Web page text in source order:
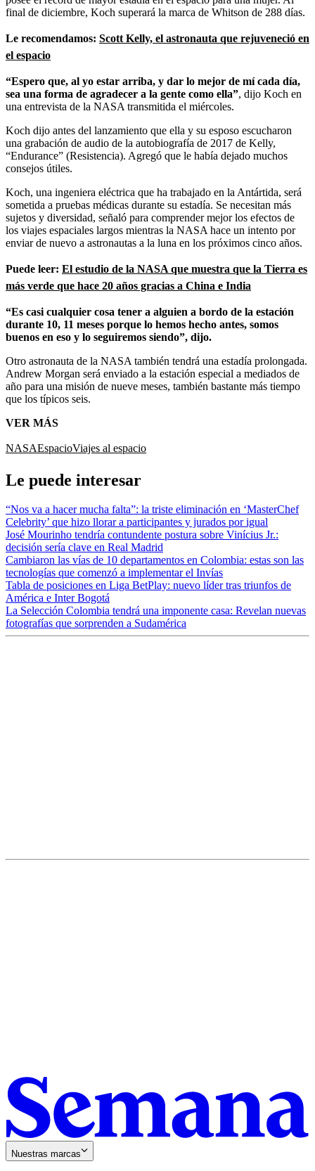
final de diciembre, Koch superará la marca de Whitson de 288 días.
Le recomendamos: Scott Kelly, el astronauta que rejuveneció en
el espacio
“Espero que, al yo estar arriba, y dar lo mejor de mí cada día,
sea una forma de agradecer a la gente como ella”, dijo Koch en
una entrevista de la NASA transmitida el miércoles.
Koch dijo antes del lanzamiento que ella y su esposo escucharon
una grabación de audio de la autobiografía de 2017 de Kelly,
“Endurance” (Resistencia). Agregó que le había dejado muchos
consejos útiles.
Koch, una ingeniera eléctrica que ha trabajado en la Antártida, será
sometida a pruebas médicas durante su estadía. Se necesitan más
sujetos y diversidad, señaló para comprender mejor los efectos de
los viajes espaciales largos mientras la NASA hace un intento por
enviar de nuevo a astronautas a la luna en los próximos cinco años.
Puede leer: El estudio de la NASA que muestra que la Tierra es
más verde que hace 20 años gracias a China e India
“Es casi cualquier cosa tener a alguien a bordo de la estación
durante 10, 11 meses porque lo hemos hecho antes, somos
buenos en eso y lo seguiremos siendo”, dijo.
Otro astronauta de la NASA también tendrá una estadía prolongada.
Andrew Morgan será enviado a la estación especial a mediados de
año para una misión de nueve meses, también bastante más tiempo
que los típicos seis.
VER MÁS
NASAEspacioViajes al espacio
Le puede interesar
“Nos va a hacer mucha falta”: la triste eliminación en ‘MasterChef
Celebrity’ que hizo llorar a participantes y jurados por igual
José Mourinho tendría contundente postura sobre Vinícius Jr.:
decisión sería clave en Real Madrid
Cambiaron las vías de 10 departamentos en Colombia: estas son las
tecnologías que comenzó a implementar el Invías
Tabla de posiciones en Liga BetPlay: nuevo líder tras triunfos de
América e Inter Bogotá
La Selección Colombia tendrá una imponente casa: Revelan nuevas
fotografías que sorprenden a Sudamérica
Nuestras marcas